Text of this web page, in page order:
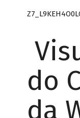
do
da